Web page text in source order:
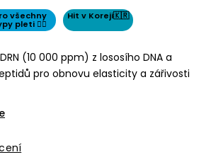
všechny
pleti 👌🏻
Hit v Koreji🇰🇷
(10 000 ppm) z lososího DNA a
pro obnovu elasticity a zářivosti